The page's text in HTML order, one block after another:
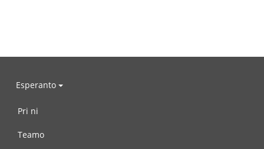
Esperanto
Pri ni
Teamo